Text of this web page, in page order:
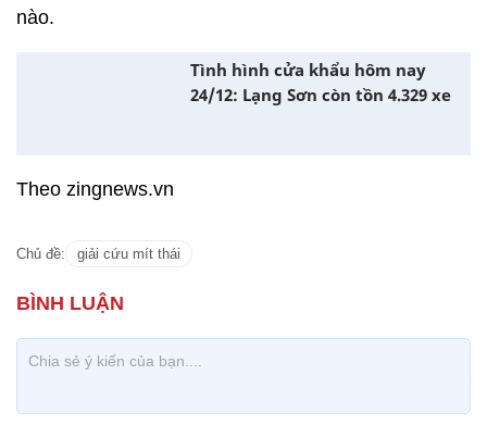
nào.
Tình hình cửa khẩu hôm nay
24/12: Lạng Sơn còn tồn 4.329 xe
Theo zingnews.vn
Chủ đề: giải cứu mít thái